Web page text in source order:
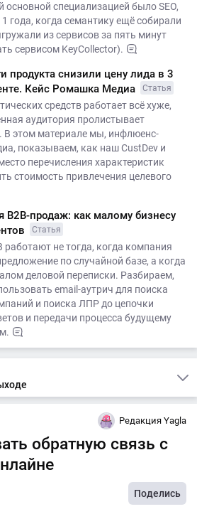
основной специализацией было SEO,
года, когда семантику ещё собирали
из сервисов за пять минут
сервисом KeyCollector).
продукта снизили цену лида в 3
Кейс Ромашка Медиа
Статья
средств работает всё хуже,
аудитория пролистывает
В этом материале мы, инфлюенс-
показываем, как наш CustDev и
перечисления характеристик
стоимость привлечения целевого
продаж: как малому бизнесу
Статья
не тогда, когда компания
по случайной базе, а когда
деловой переписки. Разбираем,
email-аутрич для поиска
и поиска ЛПР до цепочки
и передачи процесса будущему
Редакция Yagla
обратную связь с
Поделись